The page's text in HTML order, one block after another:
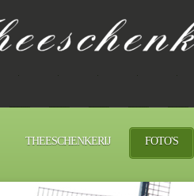
THEESCHENKERIJ FOTO'S